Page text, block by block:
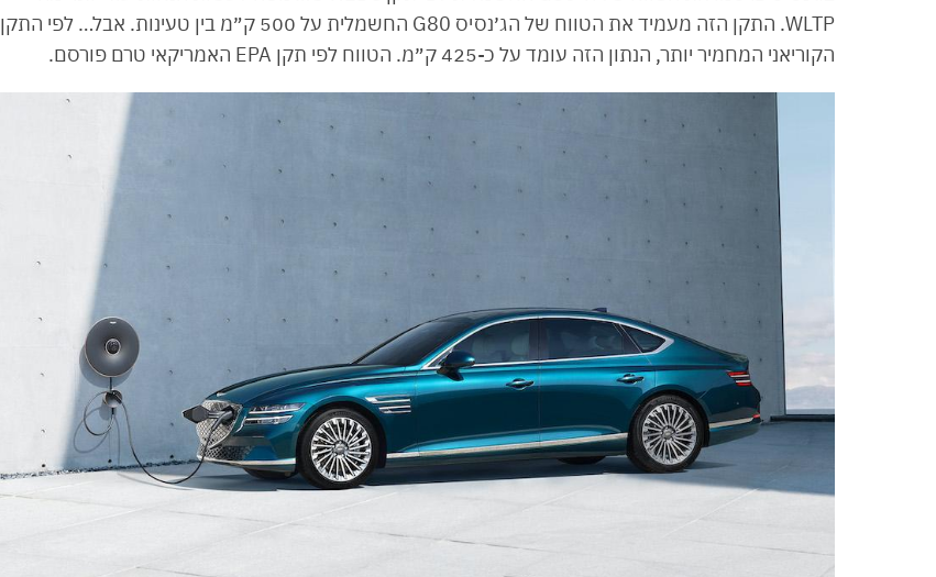
WLTP. התקן הזה מעמיד את הטווח של הג׳נסיס G80 החשמלית על 500 ק״מ בין טעינות. אבל… לפי התקן
הקוריאני המחמיר יותר, הנתון הזה עומד על כ-425 ק״מ. הטווח לפי תקן EPA האמריקאי טרם פורסם.